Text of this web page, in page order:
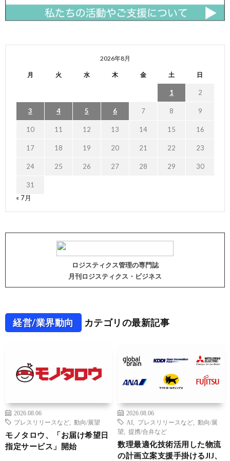
2026年8月
月 火 水 木 金 土 日
1 2
3 4 5 6 7 8 9
10 11 12 13 14 15 16
17 18 19 20 21 22 23
24 25 26 27 28 29 30
31
« 7月
ロジスティクス管理の専門誌
月刊ロジスティクス・ビジネス
経営/業界動向 カテゴリの最新記事
2026.08.06
プレスリリースなど
動向/展望
モノタロウ、「お届け希望日
指定サービス」開始
2026.08.06
AI
プレスリリースなど
動向/展
望
提携/合弁など
数理最適化技術活用した物流
の計画立案支援手掛けるJIJ、